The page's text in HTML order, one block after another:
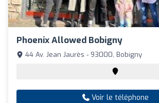
Phoenix Allowed Bobigny
44 Av. Jean Jaurès - 93000, Bobigny
Voir le téléphone